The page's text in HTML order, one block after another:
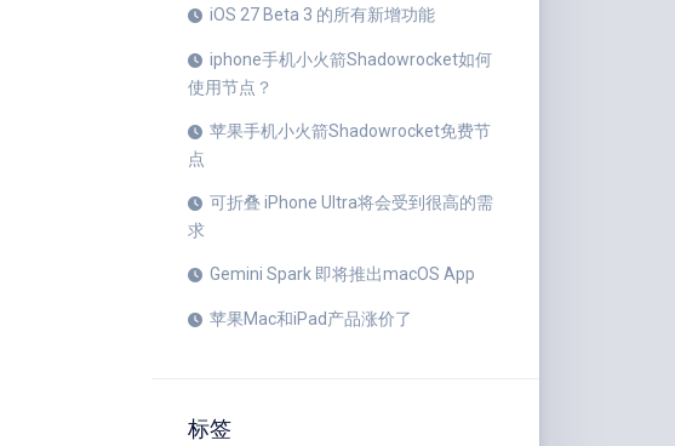
iOS 27 Beta 3 的所有新增功能
iphone手机小火箭Shadowrocket如何
使用节点？
苹果手机小火箭Shadowrocket免费节
点
可折叠 iPhone Ultra将会受到很高的需
求
Gemini Spark 即将推出macOS App
苹果Mac和iPad产品涨价了
标签